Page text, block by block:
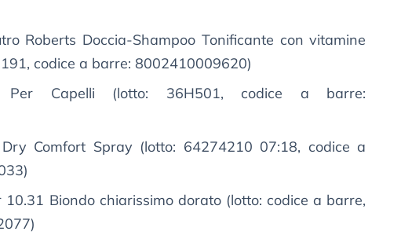
Roberts Doccia-Shampoo Tonificante con vitamine
codice a barre: 8002410009620)
Per Capelli (lotto: 36H501, codice a barre:
Comfort Spray (lotto: 64274210 07:18, codice a
10.31 Biondo chiarissimo dorato (lotto: codice a barre,